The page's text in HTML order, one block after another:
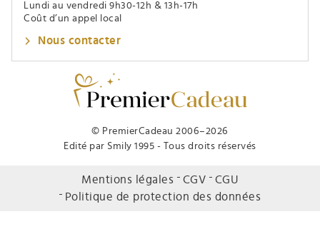
© PremierCadeau 2006–2026
Edité par Smily 1995 - Tous droits réservés
Lundi au vendredi 9h30-12h & 13h-17h
Coût d’un appel local
Nous contacter
Mentions légales CGV
CGU
Politique de protection des données